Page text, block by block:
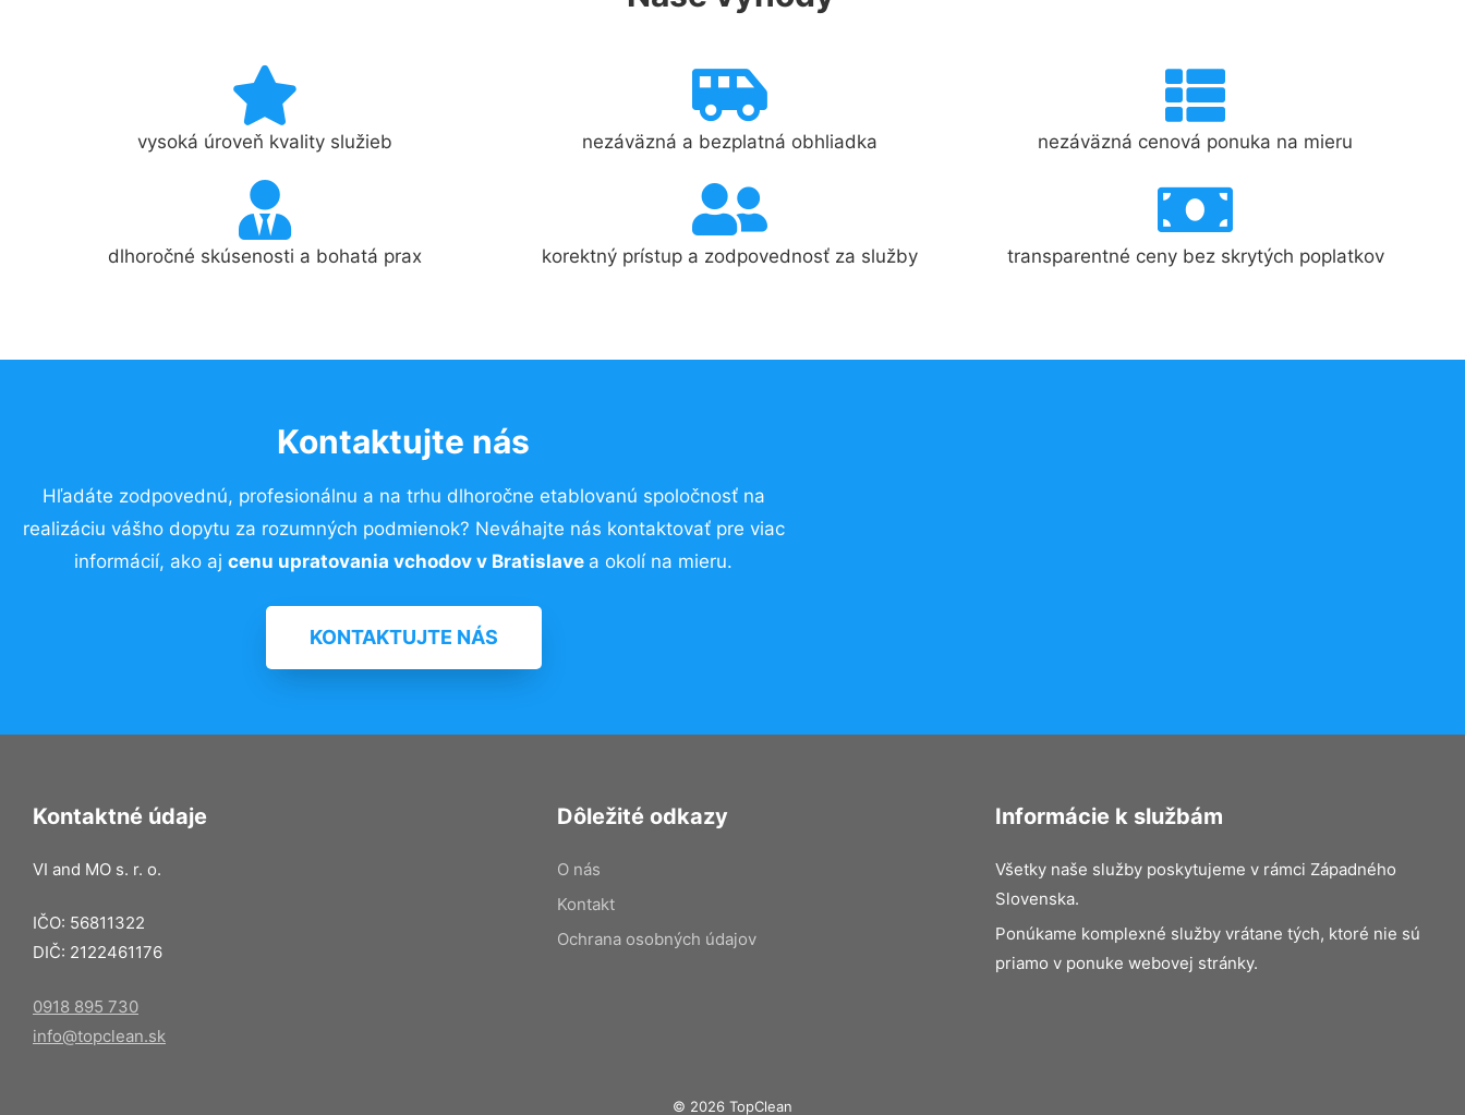
vysoká úroveň kvality služieb nezáväzná a bezplatná obhliadka nezáväzná cenová ponuka na mieru
dlhoročné skúsenosti a bohatá prax korektný prístup a zodpovednosť za služby transparentné ceny bez skrytých poplatkov
Kontaktujte nás
Hľadáte zodpovednú, profesionálnu a na trhu dlhoročne etablovanú spoločnosť na
realizáciu vášho dopytu za rozumných podmienok? Neváhajte nás kontaktovať pre viac
informácií, ako aj cenu upratovania vchodov v Bratislave a okolí na mieru.
KONTAKTUJTE NÁS
Kontaktné údaje
VI and MO s. r. o.
IČO: 56811322
DIČ: 2122461176
0918 895 730
info@topclean.sk
Dôležité odkazy
O nás
Kontakt
Ochrana osobných údajov
Informácie k službám
Všetky naše služby poskytujeme v rámci Západného
Slovenska.
Ponúkame komplexné služby vrátane tých, ktoré nie sú
priamo v ponuke webovej stránky.
© 2026 TopClean